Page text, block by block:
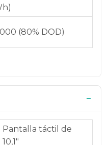
(80% DOD)
Pantalla táctil de
10,1"